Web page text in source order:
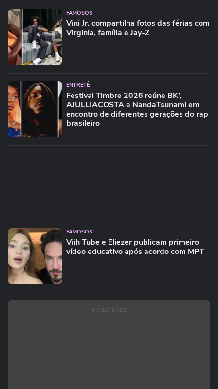
FAMOSOS
Vini Jr. compartilha fotos das férias com
Virginia, família e Jay-Z
ENTRETÊ
Festival Timbre 2026 reúne BK’,
AJULLIACOSTA e NandaTsunami em
encontro de diferentes gerações do rap
brasileiro
FAMOSOS
Viih Tube e Eliezer publicam primeiro
vídeo educativo após acordo com MPT
PUBLICIDADE